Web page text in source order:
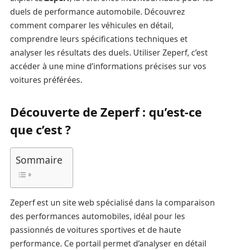
duels de performance automobile. Découvrez
comment comparer les véhicules en détail,
comprendre leurs spécifications techniques et
analyser les résultats des duels. Utiliser Zeperf, c’est
accéder à une mine d’informations précises sur vos
voitures préférées.
Découverte de Zeperf : qu’est-ce
que c’est ?
Sommaire
Zeperf est un site web spécialisé dans la comparaison
des performances automobiles, idéal pour les
passionnés de voitures sportives et de haute
performance. Ce portail permet d’analyser en détail